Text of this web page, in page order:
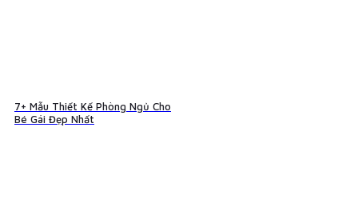
7+ Mẫu Thiết Kế Phòng Ngủ Cho
Bé Gái Đẹp Nhất